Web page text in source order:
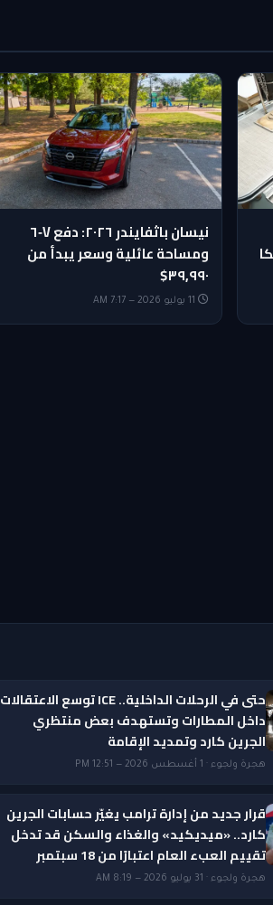
نيسان باثفايندر ٢٠٢٦: دفع V‑٦
ومساحة عائلية وسعر يبدأ من
٣٩,٩٩٠$
11 يوليو 2026 — 7:17 AM
حتى في الرحلات الداخلية.. ICE توسع الاعتقالات
داخل المطارات وتستهدف بعض منتظري
الجرين كارد وتمديد الإقامة
هجرة ولجوء · 1 أغسطس 2026 — 12:51 PM
قرار جديد من إدارة ترامب يغيّر حسابات الجرين
كارد.. «ميديكيد» والغذاء والسكن قد تدخل
تقييم العبء العام اعتبارًا من 18 سبتمبر
هجرة ولجوء · 31 يوليو 2026 — 8:19 AM